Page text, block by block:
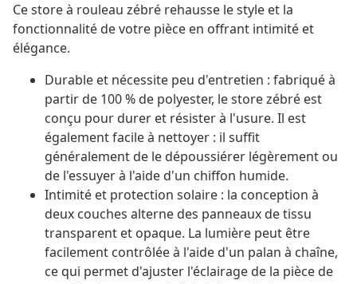
Ce store à rouleau zébré rehausse le style et la
fonctionnalité de votre pièce en offrant intimité et
élégance.
Durable et nécessite peu d'entretien : fabriqué à
partir de 100 % de polyester, le store zébré est
conçu pour durer et résister à l'usure. Il est
également facile à nettoyer : il suffit
généralement de le dépoussiérer légèrement ou
de l'essuyer à l'aide d'un chiffon humide.
Intimité et protection solaire : la conception à
deux couches alterne des panneaux de tissu
transparent et opaque. La lumière peut être
facilement contrôlée à l'aide d'un palan à chaîne,
ce qui permet d'ajuster l'éclairage de la pièce de